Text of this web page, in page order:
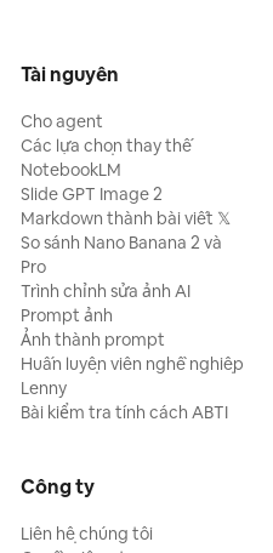
Tài nguyên
Cho agent
Các lựa chọn thay thế
NotebookLM
Slide GPT Image 2
Markdown thành bài viết 𝕏
So sánh Nano Banana 2 và
Pro
Trình chỉnh sửa ảnh AI
Prompt ảnh
Ảnh thành prompt
Huấn luyện viên nghề nghiệp
Lenny
Bài kiểm tra tính cách ABTI
Công ty
Liên hệ chúng tôi